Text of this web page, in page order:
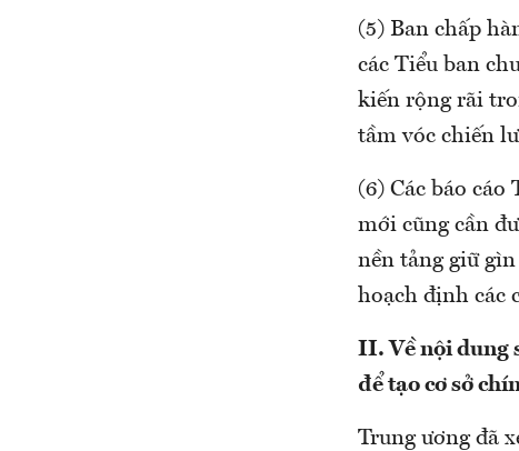
(5) Ban chấp
các Tiểu ban
kiến rộng rãi
tầm vóc chiến
(6) Các báo
mới cũng cần
nền tảng giữ
hoạch định các
II. Về nội dung
để tạo cơ sở
Trung ương đã